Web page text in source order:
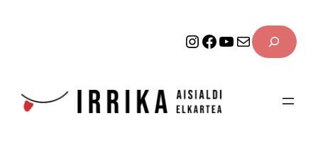
Instagram Facebook YouTube Mail
SEARCH